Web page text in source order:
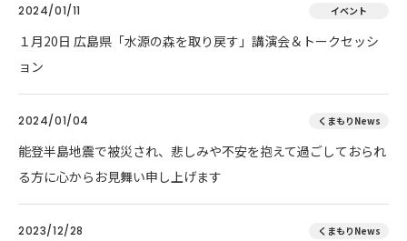
2024/01/11 イベント
１月20日 広島県「水源の森を取り戻す」講演会＆トークセッシ
ョン
2024/01/04 くまもりNews
能登半島地震で被災され、悲しみや不安を抱えて過ごしておられ
る方に心からお見舞い申し上げます
2023/12/28 くまもりNews